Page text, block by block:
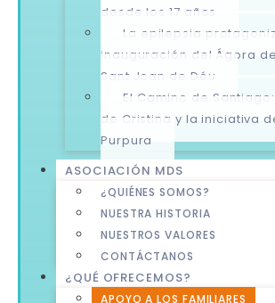
desde los 17 años
La epilepsia
inauguración del Ágora
Sant Joan de Déu
El Camino de
de Cristina y la iniciativa
Purpura
ASOCIACIÓN MDS
¿QUIÉNES SOMOS?
NUESTRA HISTORIA
NUESTROS VALORES
CONTÁCTANOS
¿QUÉ OFRECEMOS?
APOYO A LOS FAMILIARES